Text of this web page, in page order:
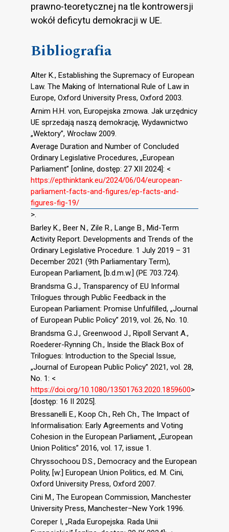
prawno-teoretycznej na tle kontrowersji
wokół deficytu demokracji w UE.
Bibliografia
Alter K., Establishing the Supremacy of European
Law. The Making of International Rule of Law in
Europe, Oxford University Press, Oxford 2003.
Arnim H.H. von, Europejska zmowa. Jak urzędnicy
UE sprzedają naszą demokrację, Wydawnictwo
„Wektory”, Wrocław 2009.
Average Duration and Number of Concluded
Ordinary Legislative Procedures, „European
Parliament” [online, dostęp: 27 XII 2024]: <
https://epthinktank.eu/2024/06/04/european-
parliament-facts-and-figures/ep-facts-and-
figures-fig-19/
>.
Barley K., Beer N., Zile R., Lange B., Mid-Term
Activity Report. Developments and Trends of the
Ordinary Legislative Procedure. 1 July 2019 – 31
December 2021 (9th Parliamentary Term),
European Parliament, [b.d.m.w.] (PE 703.724).
Brandsma G.J., Transparency of EU Informal
Trilogues through Public Feedback in the
European Parliament: Promise Unfulfilled, „Journal
of European Public Policy” 2019, vol. 26, No. 10.
Brandsma G.J., Greenwood J., Ripoll Servant A.,
Roederer-Rynning Ch., Inside the Black Box of
Trilogues: Introduction to the Special Issue,
„Journal of European Public Policy” 2021, vol. 28,
No. 1: <
https://doi.org/10.1080/13501763.2020.1859600>
[dostęp: 16 II 2025].
Bressanelli E., Koop Ch., Reh Ch., The Impact of
Informalisation: Early Agreements and Voting
Cohesion in the European Parliament, „European
Union Politics” 2016, vol. 17, issue 1.
Chryssochoou D.S., Democracy and the European
Polity, [w:] European Union Politics, ed. M. Cini,
Oxford University Press, Oxford 2007.
Cini M., The European Commission, Manchester
University Press, Manchester–New York 1996.
Coreper I, „Rada Europejska. Rada Unii